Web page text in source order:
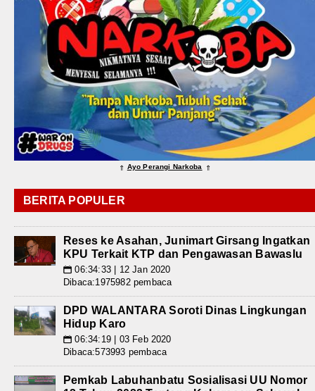
⇑ Ayo Perangi Narkoba ⇑
BERITA POPULER
Reses ke Asahan, Junimart Girsang Ingatkan
KPU Terkait KTP dan Pengawasan Bawaslu
📅 06:34:33 | 12 Jan 2020
Dibaca:1975982 pembaca
DPD WALANTARA Soroti Dinas Lingkungan
Hidup Karo
📅 06:34:19 | 03 Feb 2020
Dibaca:573993 pembaca
Pemkab Labuhanbatu Sosialisasi UU Nomor